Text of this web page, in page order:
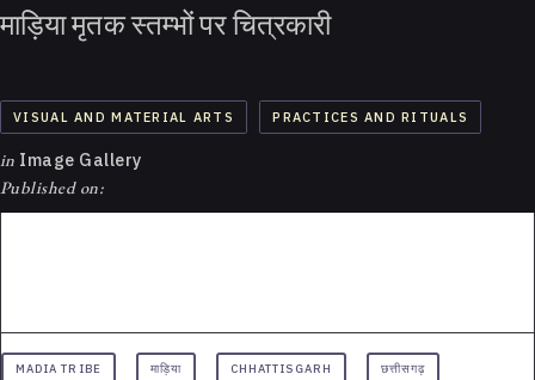
माड़िया मृतक स्तम्भों पर चित्रकारी
VISUAL AND MATERIAL ARTS PRACTICES AND RITUALS
in Image Gallery
Published on:
MADIA TRIBE माड़िया CHHATTISGARH छत्तीसगढ़